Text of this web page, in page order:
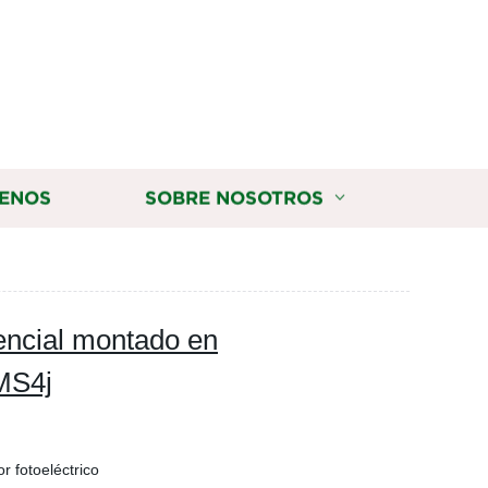
SOBRE NOSOTROS
montado en
fotoeléctrico